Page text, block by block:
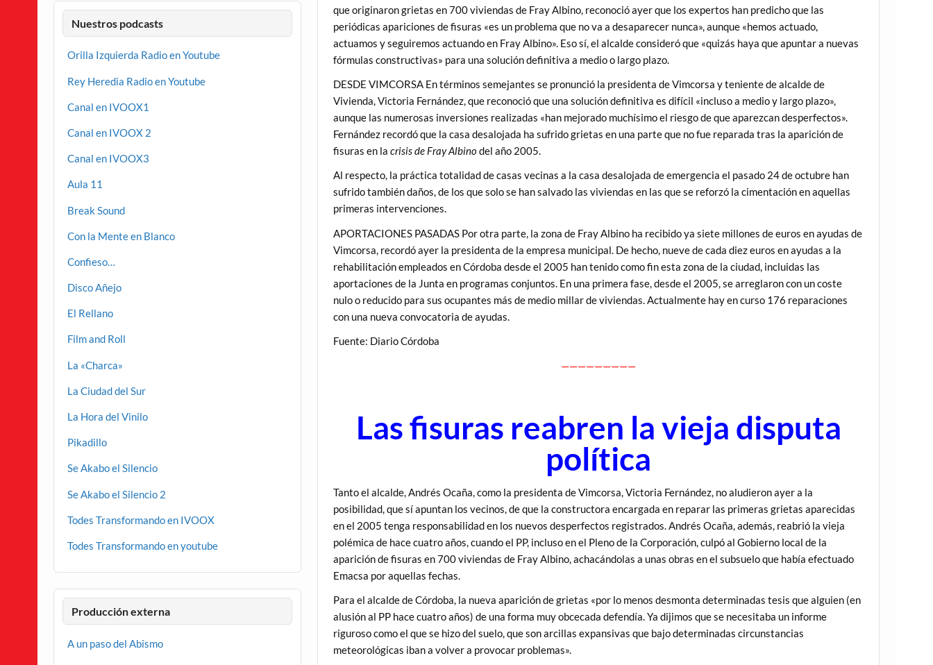
que originaron grietas en 700 viviendas de Fray Albino, reconoció ayer que los expertos han predicho que las
periódicas apariciones de fisuras «es un problema que no va a desaparecer nunca», aunque «hemos actuado,
actuamos y seguiremos actuando en Fray Albino». Eso sí, el alcalde consideró que «quizás haya que apuntar a nuevas
fórmulas constructivas» para una solución definitiva a medio o largo plazo.
DESDE VIMCORSA En términos semejantes se pronunció la presidenta de Vimcorsa y teniente de alcalde de
Vivienda, Victoria Fernández, que reconoció que una solución definitiva es difícil «incluso a medio y largo plazo»,
aunque las numerosas inversiones realizadas «han mejorado muchísimo el riesgo de que aparezcan desperfectos».
Fernández recordó que la casa desalojada ha sufrido grietas en una parte que no fue reparada tras la aparición de
fisuras en lacrisis de Fray Albinodel año 2005.
Al respecto, la práctica totalidad de casas vecinas a la casa desalojada de emergencia el pasado 24 de octubre han
sufrido también daños, de los que solo se han salvado las viviendas en las que se reforzó la cimentación en aquellas
primeras intervenciones.
APORTACIONES PASADAS Por otra parte, la zona de Fray Albino ha recibido ya siete millones de euros en ayudas de
Vimcorsa, recordó ayer la presidenta de la empresa municipal. De hecho, nueve de cada diez euros en ayudas a la
rehabilitación empleados en Córdoba desde el 2005 han tenido como fin esta zona de la ciudad, incluidas las
aportaciones de la Junta en programas conjuntos. En una primera fase, desde el 2005, se arreglaron con un coste
nulo o reducido para sus ocupantes más de medio millar de viviendas. Actualmente hay en curso 176 reparaciones
con una nueva convocatoria de ayudas.
Fuente: Diario Córdoba
—————————
Las fisuras reabren la vieja disputa
política
Tanto el alcalde, Andrés Ocaña, como la presidenta de Vimcorsa, Victoria Fernández, no aludieron ayer a la
posibilidad, que sí apuntan los vecinos, de que la constructora encargada en reparar las primeras grietas aparecidas
en el 2005 tenga responsabilidad en los nuevos desperfectos registrados. Andrés Ocaña, además, reabrió la vieja
polémica de hace cuatro años, cuando el PP, incluso en el Pleno de la Corporación, culpó al Gobierno local de la
aparición de fisuras en 700 viviendas de Fray Albino, achacándolas a unas obras en el subsuelo que había efectuado
Emacsa por aquellas fechas.
Para el alcalde de Córdoba, la nueva aparición de grietas «por lo menos desmonta determinadas tesis que alguien (en
alusión al PP hace cuatro años) de una forma muy obcecada defendía. Ya dijimos que se necesitaba un informe
riguroso como el que se hizo del suelo, que son arcillas expansivas que bajo determinadas circunstancias
meteorológicas iban a volver a provocar problemas».
Nuestros podcasts
Orilla Izquierda Radio en Youtube
Rey Heredia Radio en Youtube
Canal en IVOOX1
Canal en IVOOX 2
Canal en IVOOX3
Aula 11
Break Sound
Con la Mente en Blanco
Confieso…
Disco Añejo
El Rellano
Film and Roll
La «Charca»
La Ciudad del Sur
La Hora del Vinilo
Pikadillo
Se Akabo el Silencio
Se Akabo el Silencio 2
Todes Transformando en IVOOX
Todes Transformando en youtube
Producción externa
A un paso del Abismo